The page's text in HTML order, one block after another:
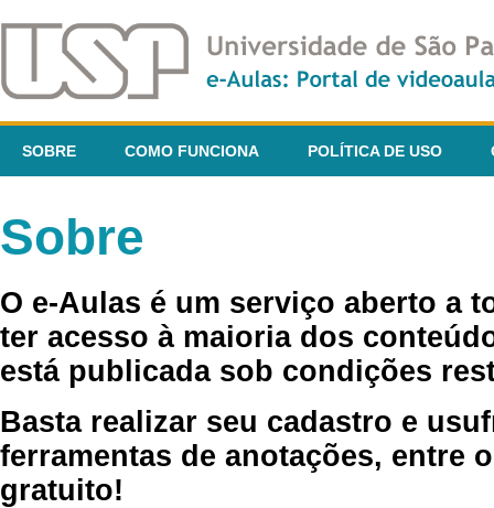
SOBRE COMO FUNCIONA POLÍTICA DE USO
Sobre
O e-Aulas é um serviço aberto a
ter acesso à maioria dos
está publicada sob condições
Basta realizar seu cadastro e
ferramentas de anotações, entre
gratuito!